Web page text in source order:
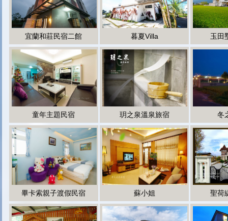
宜蘭和莊民宿二館 暮夏Villa 玉田
童年主題民宿 玥之泉溫泉旅宿 冬
畢卡索親子渡假民宿 蘇小姐 聖荷